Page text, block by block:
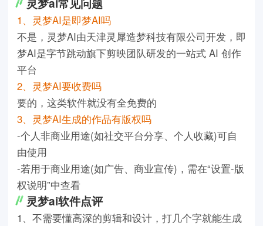
1、灵梦AI是即梦AI吗
不是，灵梦AI由天津灵犀造梦科技有限公司开发，即
梦AI是字节跳动旗下剪映团队研发的一站式 AI 创作
平台
2、灵梦AI要收费吗
要的，这类软件就没有全免费的
3、灵梦AI生成的作品有版权吗
-个人非商业用途(如社交平台分享、个人收藏)可自
由使用
-若用于商业用途(如广告、商业宣传)，需在“设置-版
权说明”中查看
灵梦ai软件点评
1、不需要懂高深的剪辑和设计，打几个字就能生成